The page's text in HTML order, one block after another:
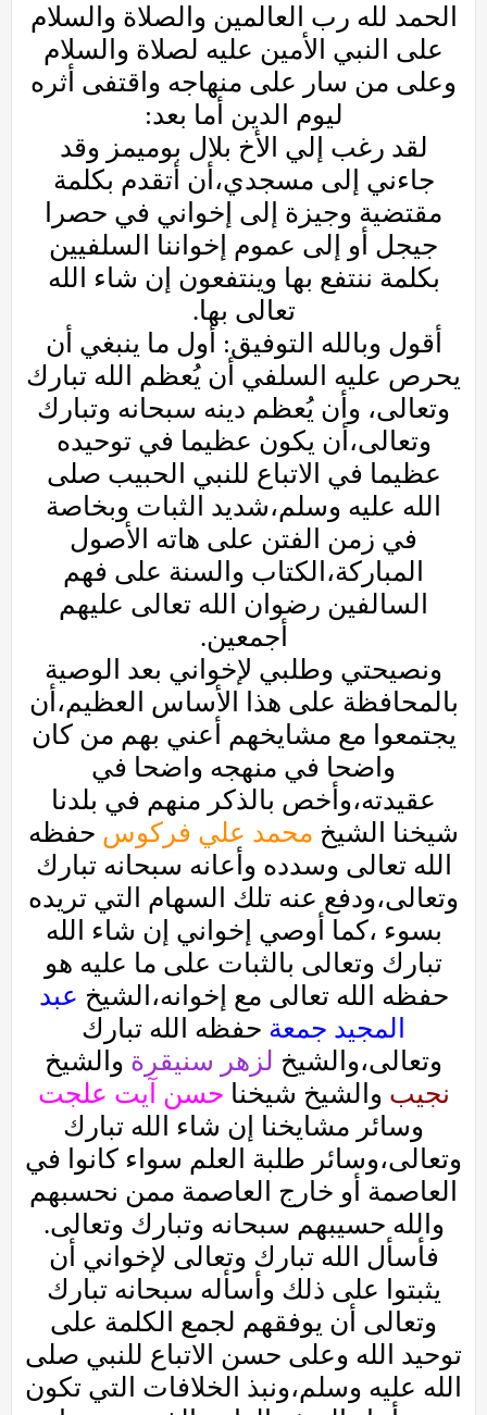
الحمد لله رب العالمين والصلاة والسلام
على النبي الأمين عليه لصلاة والسلام
وعلى من سار على منهاجه واقتفى أثره
ليوم الدين أما بعد:
لقد رغب إلي الأخ بلال بوميمز وقد
جاءني إلى مسجدي،أن أتقدم بكلمة
مقتضية وجيزة إلى إخواني في حصرا
جيجل أو إلى عموم إخواننا السلفيين
بكلمة ننتفع بها وينتفعون إن شاء الله
تعالى بها.
أقول وبالله التوفيق: أول ما ينبغي أن
يحرص عليه السلفي أن يُعظم الله تبارك
وتعالى، وأن يُعظم دينه سبحانه وتبارك
وتعالى،أن يكون عظيما في توحيده
عظيما في الاتباع للنبي الحبيب صلى
الله عليه وسلم،شديد الثبات وبخاصة
في زمن الفتن على هاته الأصول
المباركة،الكتاب والسنة على فهم
السالفين رضوان الله تعالى عليهم
أجمعين.
ونصيحتي وطلبي لإخواني بعد الوصية
بالمحافظة على هذا الأساس العظيم،أن
يجتمعوا مع مشايخهم أعني بهم من كان
واضحا في منهجه واضحا في
عقيدته،وأخص بالذكر منهم في بلدنا
شيخنا الشيخ محمد علي فركوس حفظه
الله تعالى وسدده وأعانه سبحانه تبارك
وتعالى،ودفع عنه تلك السهام التي تريده
بسوء ،كما أوصي إخواني إن شاء الله
تبارك وتعالى بالثبات على ما عليه هو
حفظه الله تعالى مع إخوانه،الشيخ عبد
المجيد جمعة حفظه الله تبارك
وتعالى،والشيخ لزهر سنيقرة والشيخ
نجيب والشيخ شيخنا حسن آيت علجت
وسائر مشايخنا إن شاء الله تبارك
وتعالى،وسائر طلبة العلم سواء كانوا في
العاصمة أو خارج العاصمة ممن نحسبهم
والله حسيبهم سبحانه وتبارك وتعالى.
فأسأل الله تبارك وتعالى لإخواني أن
يثبتوا على ذلك وأسأله سبحانه تبارك
وتعالى أن يوفقهم لجمع الكلمة على
توحيد الله وعلى حسن الاتباع للنبي صلى
الله عليه وسلم،ونبذ الخلافات التي تكون